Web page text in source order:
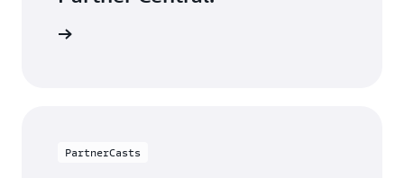
PartnerCasts